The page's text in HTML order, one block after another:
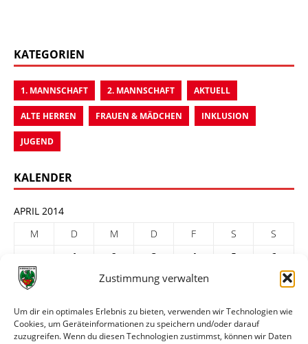
Zustimmung verwalten
Um dir ein optimales Erlebnis zu bieten, verwenden wir Technologien wie
Cookies, um Geräteinformationen zu speichern und/oder darauf
zuzugreifen. Wenn du diesen Technologien zustimmst, können wir Daten
KATEGORIEN
1. MANNSCHAFT 2. MANNSCHAFT AKTUELL
ALTE HERREN FRAUEN & MÄDCHEN INKLUSION
JUGEND
KALENDER
APRIL 2014
M
D M D F S
S
1
2 3 4 5
6
7
9 10 11
21
22 23 24 25 26